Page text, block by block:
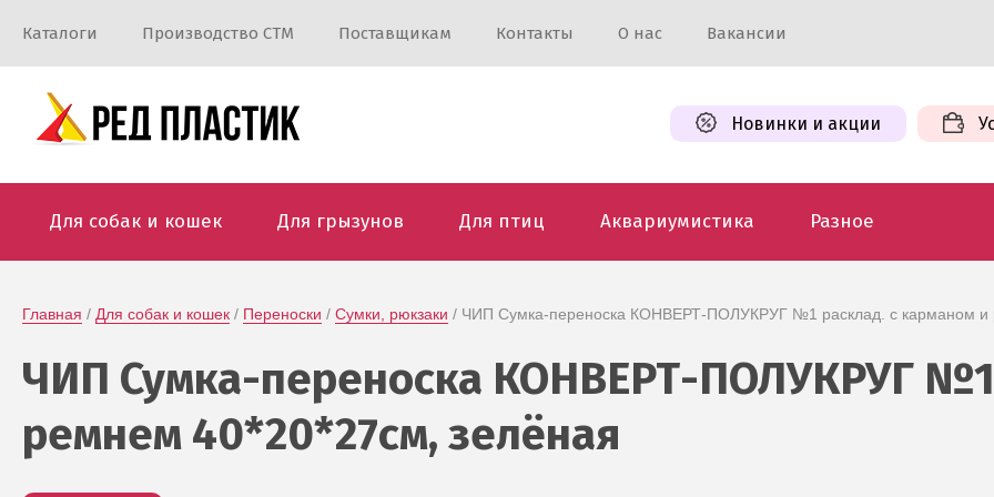
Каталоги Производство СТМ Поставщикам Контакты О нас Вакансии
Новинки и акции
Для собак и кошек Для грызунов Для птиц Аквариумистика Разное
Главная / Для собак и кошек / Переноски / Сумки, рюкзаки / ЧИП Сумка-переноска КОНВЕРТ-ПОЛУКРУГ №1 расклад. с карманом и
ЧИП Сумка-переноска КОНВЕРТ-ПОЛУКРУГ №1
ремнем 40*20*27см, зелёная